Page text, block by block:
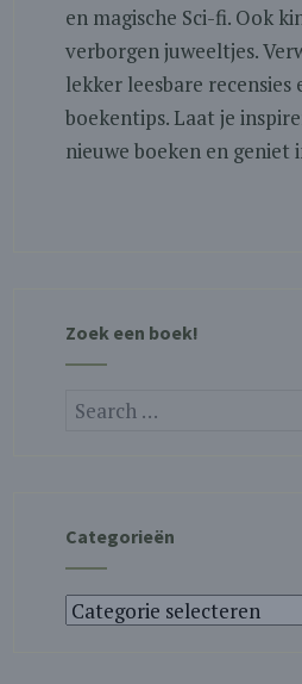
en magische Sci-fi. Ook
verborgen juweeltjes.
lekker leesbare recensies
boekentips. Laat je
nieuwe boeken en geniet
Zoek een boek!
Categorieën
Categorieën